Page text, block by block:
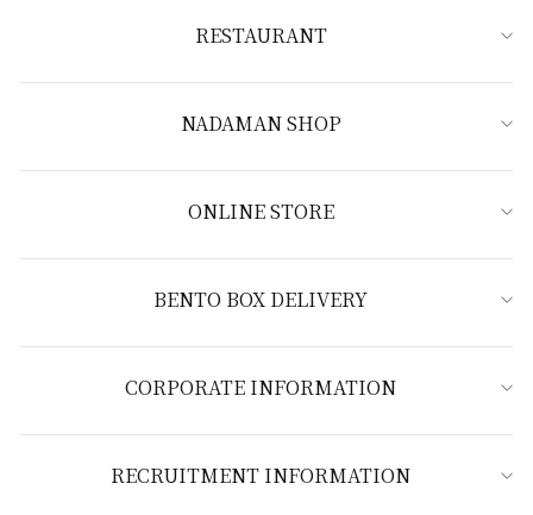
RESTAURANT
NADAMAN SHOP
ONLINE STORE
BENTO BOX DELIVERY
CORPORATE INFORMATION
RECRUITMENT INFORMATION